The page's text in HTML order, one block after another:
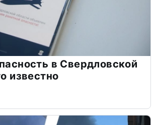
в Свердловской
известно